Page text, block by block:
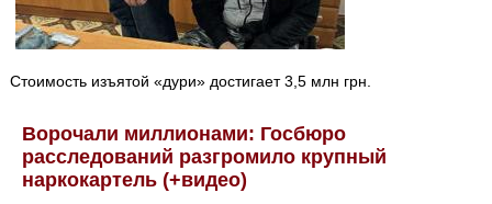
Стоимость изъятой «дури» достигает 3,5 млн грн.
Ворочали миллионами: Госбюро
расследований разгромило крупный
наркокартель (+видео)